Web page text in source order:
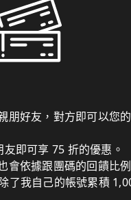
好友，對方即可以您
即可享 75 折的優惠。
依據跟團碼的回饋比
了我自己的帳號累積